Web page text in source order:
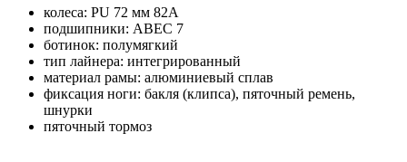
колеса: PU 72 мм 82A
подшипники: ABEC 7
ботинок: полумягкий
тип лайнера: интегрированный
материал рамы: алюминиевый сплав
фиксация ноги: бакля (клипса), пяточный ремень,
шнурки
пяточный тормоз